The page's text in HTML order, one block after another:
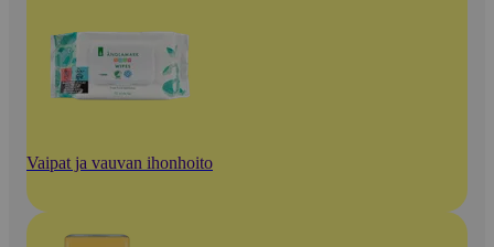
Vaipat ja vauvan ihonhoito